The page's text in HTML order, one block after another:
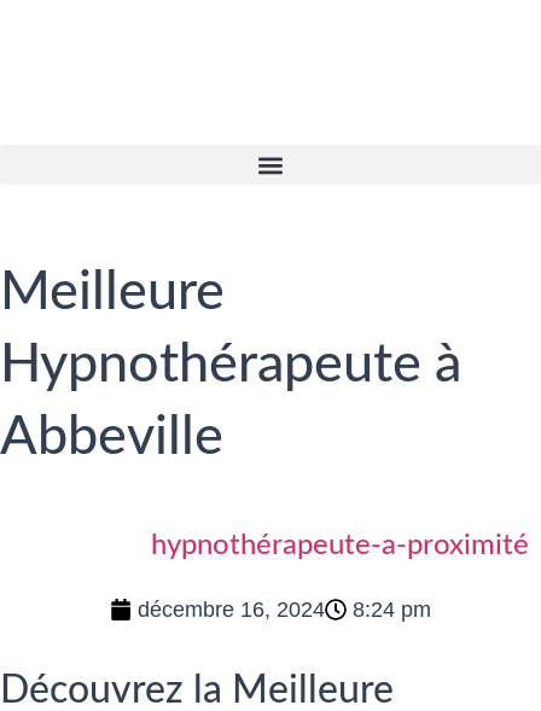
Meilleure
Hypnothérapeute à
Abbeville
hypnothérapeute-a-proximité
décembre 16, 2024 8:24 pm
Découvrez la Meilleure